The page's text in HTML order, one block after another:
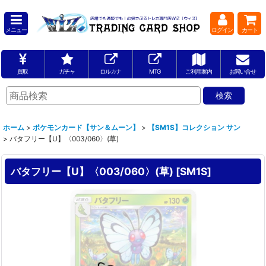
メニュー ログイン カート
買取 ガチャ ロルカナ MTG ご利用案内 お問い合せ
ホーム > ポケモンカード【サン＆ムーン】 >
【SM1S】コレクション サン
> バタフリー【U】〈003/060〉(草)
バタフリー【U】〈003/060〉(草) [SM1S]